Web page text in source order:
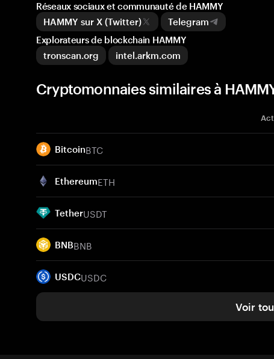
Réseaux sociaux et communauté de HAMMY
HAMMY sur X (Twitter)
Telegram
Explorateurs de blockchain HAMMY
tronscan.org
intel.arkm.com
Cryptomonnaies similaires à
BitcoinBTC
EthereumETH
TetherUSDT
BNBBNB
USDCUSDC
Voir